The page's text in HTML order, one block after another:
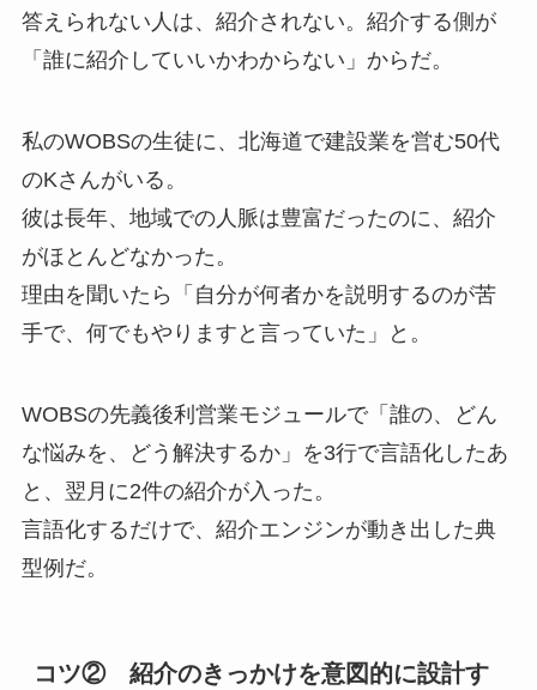
答えられない人は、紹介されない。紹介する側が
「誰に紹介していいかわからない」からだ。
私のWOBSの生徒に、北海道で建設業を営む50代
のKさんがいる。
彼は長年、地域での人脈は豊富だったのに、紹介
がほとんどなかった。
理由を聞いたら「自分が何者かを説明するのが苦
手で、何でもやりますと言っていた」と。
WOBSの先義後利営業モジュールで「誰の、どん
な悩みを、どう解決するか」を3行で言語化したあ
と、翌月に2件の紹介が入った。
言語化するだけで、紹介エンジンが動き出した典
型例だ。
コツ② 紹介のきっかけを意図的に設計す